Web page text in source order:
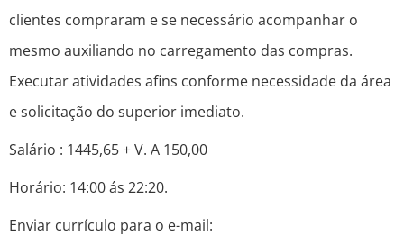
clientes compraram e se necessário acompanhar o
mesmo auxiliando no carregamento das compras.
Executar atividades afins conforme necessidade da área
e solicitação do superior imediato.
Salário : 1445,65 + V. A 150,00
Horário: 14:00 ás 22:20.
Enviar currículo para o e-mail: